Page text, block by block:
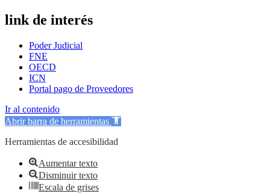
link de interés
Poder Judicial
FNE
OECD
ICN
Portal pago de Proveedores
Ir al contenido
Abrir barra de herramientas
Herramientas de accesibilidad
Aumentar texto
Disminuir texto
Escala de grises